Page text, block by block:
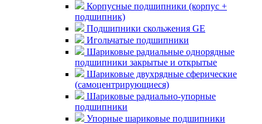
Корпусные подшипники (корпус +
подшипник)
Подшипники скольжения GE
Игольчатые подшипники
Шариковые радиальные однорядные
подшипники закрытые и открытые
Шариковые двухрядные сферические
(самоцентрирующиеся)
Шариковые радиально-упорные
подшипники
Упорные шариковые подшипники